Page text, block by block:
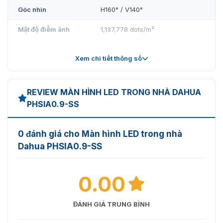
Góc nhìn H160° / V140°
Mật độ điểm ảnh 1,137,778 dots/m²
Kích thước tủ
Độ phân giải tủ
Trọng lượng tủ 4.5 kg ± 0.5
-20℃+50℃/1080%RH
Xem chi tiết thông số
REVIEW MÀN HÌNH LED TRONG NHÀ DAHUA
PHSIA0.9-SS
0 đánh giá cho Màn hình LED trong nhà
Dahua PHSIA0.9-SS
0.00
ĐÁNH GIÁ TRUNG BÌNH